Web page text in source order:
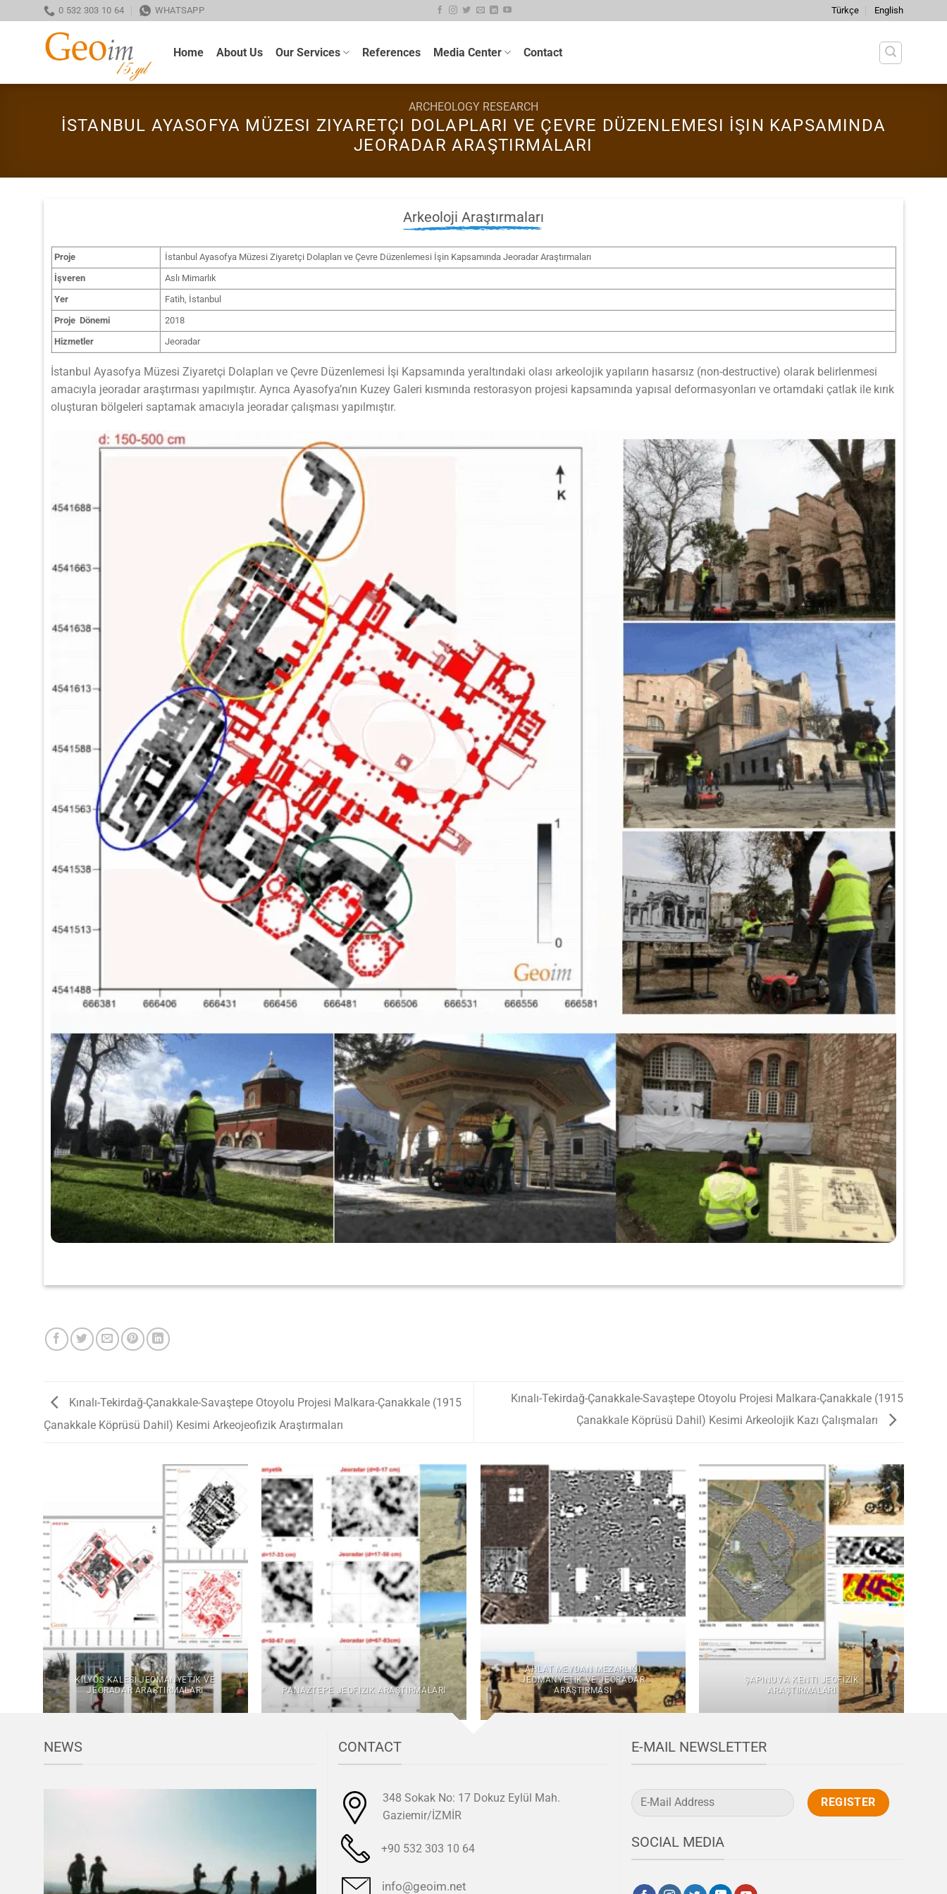
to
0 532 303 10 64 WHATSAPP Türkçe English
Home About Us Our Services References Media Center Contact
ARCHEOLOGY RESEARCH
İSTANBUL AYASOFYA MÜZESI ZIYARETÇI DOLAPLARI VE ÇEVRE DÜZENLEMESI İŞIN KAPSAMINDA
JEORADAR ARAŞTIRMALARI
Arkeoloji Araştırmaları
Proje
İstanbul Ayasofya Müzesi Ziyaretçi Dolapları ve Çevre Düzenlemesi İşin Kapsamında Jeoradar Araştırmaları
İşveren
Aslı Mimarlık
Yer
Fatih, İstanbul
Proje Dönemi
2018
Hizmetler
Jeoradar
İstanbul Ayasofya Müzesi Ziyaretçi Dolapları ve Çevre Düzenlemesi İşi Kapsamında yeraltındaki olası arkeolojik yapıların hasarsız (non-destructive) olarak belirlenmesi
amacıyla jeoradar araştırması yapılmıştır. Ayrıca Ayasofya’nın Kuzey Galeri kısmında restorasyon projesi kapsamında yapısal deformasyonları ve ortamdaki çatlak ile kırık
oluşturan bölgeleri saptamak amacıyla jeoradar çalışması yapılmıştır.
Kınalı-Tekirdağ-Çanakkale-Savaştepe Otoyolu Projesi Malkara-Çanakkale (1915
Çanakkale Köprüsü Dahil) Kesimi Arkeojeofizik Araştırmaları
Kınalı-Tekirdağ-Çanakkale-Savaştepe Otoyolu Projesi Malkara-Çanakkale (1915
Çanakkale Köprüsü Dahil) Kesimi Arkeolojik Kazı Çalışmaları
KILYOS KALESI JEOMANYETIK VE
JEORADAR ARAŞTIRMALARI
PANAZTEPE JEOFIZIK ARAŞTIRMALARI
AHLAT MEYDAN MEZARLIĞI
JEOMANYETIK VE JEORADAR
ARAŞTIRMASI
ŞAPINUVA KENTI JEOFIZIK
ARAŞTIRMALARI
NEWS CONTACT
348 Sokak No: 17 Dokuz Eylül Mah.
Gaziemir/İZMİR
+90 532 303 10 64
info@geoim.net
E-MAIL NEWSLETTER
SOCIAL MEDIA